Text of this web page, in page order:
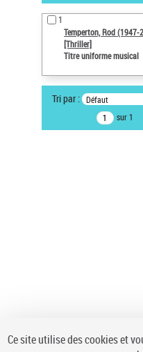
Œuvres liées à l'auteur :
Temperton, Rod (1947-
Auteur d’œuvre
Type de notice
1
Temperton, Rod (1947-
[Thriller]
Titre uniforme musical
Tri par : Défaut
sur 1
Ce site utilise des cookies et